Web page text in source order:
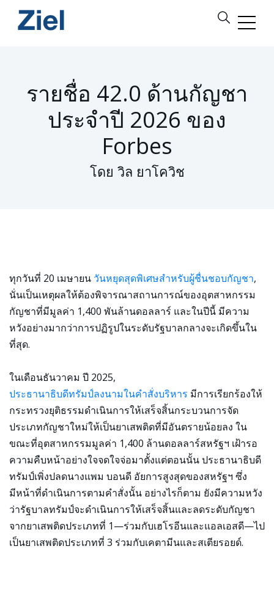
รายชื่อ 42.0 ด้านกัญชา
ประจำปี 2026 ของ
Forbes
โดย วิล ยาโควิช
ทุกวันที่ 20 เมษายน วันหยุดสุดพิเศษสำหรับผู้ชื่นชอบกัญชา,
นั่นเป็นเหตุผลให้ต้องพิจารณาสถานการณ์ของอุตสาหกรรม
กัญชาที่มีมูลค่า 1,400 พันล้านดอลลาร์ และในปีนี้ มีความ
หวังอย่างมากว่าการปฏิรูปในระดับรัฐบาลกลางจะเกิดขึ้นใน
ที่สุด.
ในเดือนธันวาคม ปี 2025,
ประธานาธิบดีทรัมป์ลงนามในคำสั่งบริหาร มีการเรียกร้องให้
กระทรวงยุติธรรมดำเนินการให้เสร็จสิ้นกระบวนการจัด
ประเภทกัญชาใหม่ให้เป็นยาเสพติดที่มีอันตรายน้อยลง ใน
ขณะที่อุตสาหกรรมมูลค่า 1,400 ล้านดอลลาร์สหรัฐฯ เฝ้ารอ
ความคืบหน้าอย่างใจจดใจจ่อมาตั้งแต่ตอนนั้น ประธานาธิบดี
ทรัมป์เพิ่งปลดนางแพม บอนดี อัยการสูงสุดของสหรัฐฯ ซึ่ง
มีหน้าที่ดำเนินการตามคำสั่งนั้น อย่างไรก็ตาม ยังมีความหวัง
ว่ารัฐบาลทรัมป์จะดำเนินการให้เสร็จสิ้นและลดระดับกัญชา
จากยาเสพติดประเภทที่ 1—ร่วมกับเฮโรอีนและแอลเอสดี—ไป
เป็นยาเสพติดประเภทที่ 3 ร่วมกับเคตามีนและสเตียรอยด์.